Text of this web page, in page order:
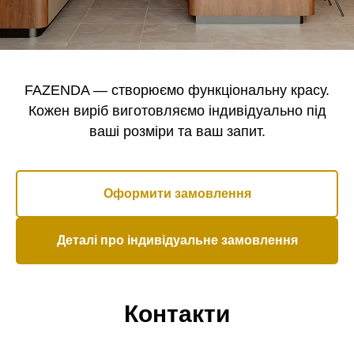
FAZENDA — створюємо функціональну красу.
Кожен виріб виготовляємо індивідуально під
ваші розміри та ваш запит.
Оформити замовлення
Деталі про індивідуальне замовлення
Контакти